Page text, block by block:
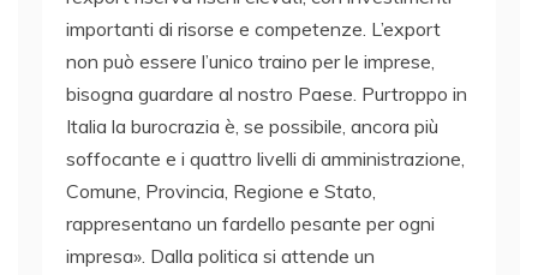
importanti di risorse e competenze. L’export
non può essere l’unico traino per le imprese,
bisogna guardare al nostro Paese. Purtroppo in
Italia la burocrazia è, se possibile, ancora più
soffocante e i quattro livelli di amministrazione,
Comune, Provincia, Regione e Stato,
rappresentano un fardello pesante per ogni
impresa». Dalla politica si attende un